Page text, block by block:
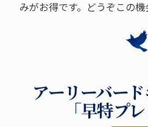
みがお得です。どうぞこの機
アーリーバー
「早特プ